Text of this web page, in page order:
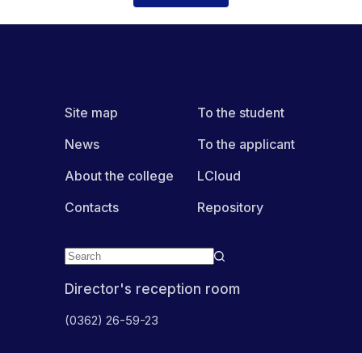
європейський
доброчесність»
Director's reception room
(0362) 26-59-23
Site map
News
About the college
Contacts
To the student
To the applicant
LCloud
Repository